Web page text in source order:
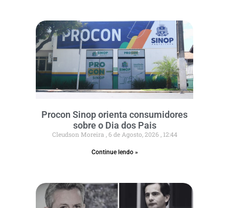
Procon Sinop orienta consumidores
sobre o Dia dos Pais
Cleudson Moreira 6 de Agosto, 2026 12:44
Continue lendo »